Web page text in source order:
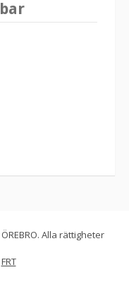
Alla rättigheter
FRT